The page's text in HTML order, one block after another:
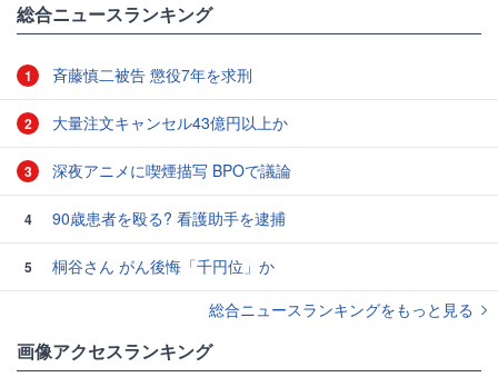
総合ニュースランキング
1 斉藤慎二被告 懲役7年を求刑
2 大量注文キャンセル43億円以上か
3 深夜アニメに喫煙描写 BPOで議論
4 90歳患者を殴る? 看護助手を逮捕
5
桐谷さん がん後悔「千円位」か
総合ニュースランキングをもっと見る
画像アクセスランキング